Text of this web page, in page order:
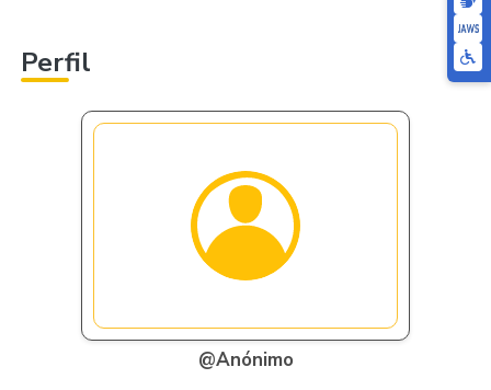
Perfil
@Anónimo